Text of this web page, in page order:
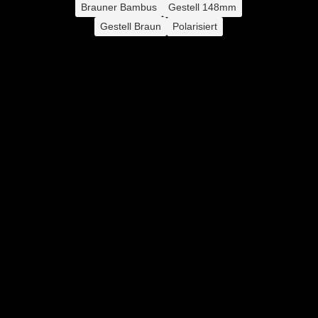
war:
142,80 €
ist:
94,81 €.
Brauner Bambus
Gestell 148mm
Gestell Braun
Polarisiert